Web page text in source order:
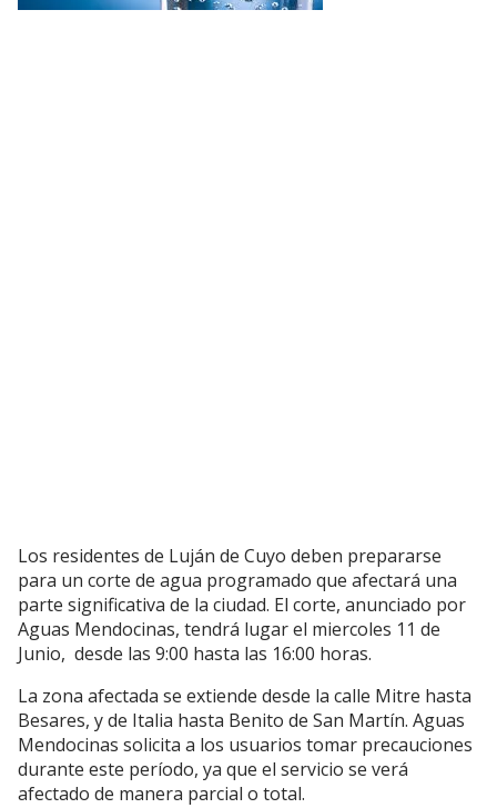
Los residentes de Luján de Cuyo deben prepararse
para un corte de agua programado que afectará una
parte significativa de la ciudad. El corte, anunciado por
Aguas Mendocinas, tendrá lugar el miercoles 11 de
Junio, desde las 9:00 hasta las 16:00 horas.
La zona afectada se extiende desde la calle Mitre hasta
Besares, y de Italia hasta Benito de San Martín. Aguas
Mendocinas solicita a los usuarios tomar precauciones
durante este período, ya que el servicio se verá
afectado de manera parcial o total.